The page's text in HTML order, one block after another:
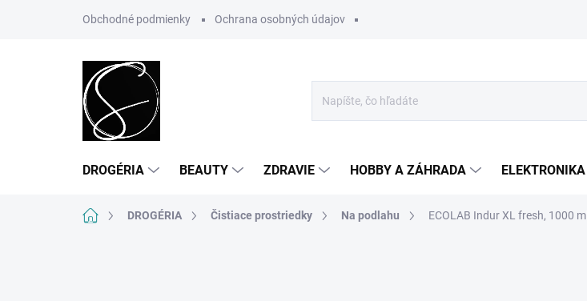
Obchodné podmienky Ochrana osobných údajov
DROGÉRIA BEAUTY ZDRAVIE HOBBY A ZÁHRADA ELEKTRONIKA
DomovDROGÉRIA Čistiace prostriedky Na podlahu ECOLAB Indur XL fresh, 1000 ml